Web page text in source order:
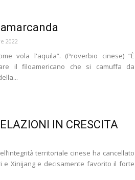
2022
vola l'aquila”. (Proverbio cinese) “È
il filoamericano che si camuffa da
IN CRESCITA
territoriale cinese ha cancellato
e Xinijang e decisamente favorito il forte